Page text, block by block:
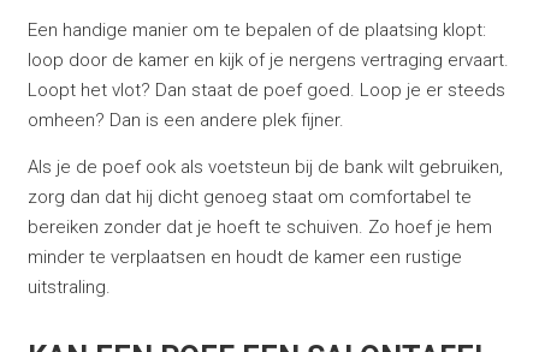
Een handige manier om te bepalen of de plaatsing klopt:
loop door de kamer en kijk of je nergens vertraging ervaart.
Loopt het vlot? Dan staat de poef goed. Loop je er steeds
omheen? Dan is een andere plek fijner.
Als je de poef ook als voetsteun bij de bank wilt gebruiken,
zorg dan dat hij dicht genoeg staat om comfortabel te
bereiken zonder dat je hoeft te schuiven. Zo hoef je hem
minder te verplaatsen en houdt de kamer een rustige
uitstraling.